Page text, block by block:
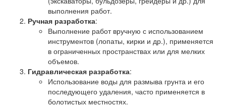
выполнения работ.
Ручная разработка:
Выполнение работ вручную с использованием
инструментов (лопаты, кирки и др.), применяется
в ограниченных пространствах или для мелких
объемов.
Гидравлическая разработка:
Использование воды для размыва грунта и его
последующего удаления, часто применяется в
болотистых местностях.